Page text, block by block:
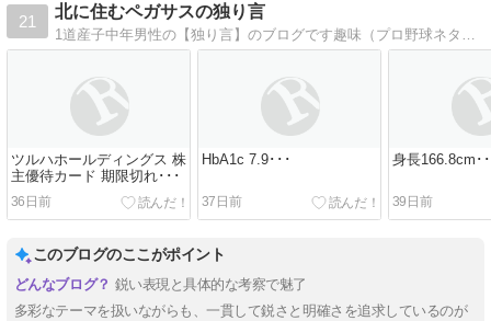
21
北に住むペガサスの独り言
ツルハホールディングス 株
主優待カード 期限切れ･･･
36日前
HbA1c 7.9･･･
37日前
身長166.8cm･
39日前
このブログのここがポイント
鋭い表現と具体的な考察で魅了
多彩なテーマを扱いながらも、一貫して鋭さと明確さを追求しているのが